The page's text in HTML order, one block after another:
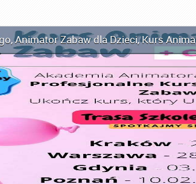
,Animator Zabaw dla Dzieci,Kurs